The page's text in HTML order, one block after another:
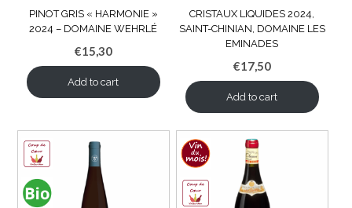
PINOT GRIS « HARMONIE »
2024 – DOMAINE WEHRLÉ
€15,30
Add to cart
CRISTAUX LIQUIDES 2024,
SAINT-CHINIAN, DOMAINE LES
EMINADES
€17,50
Add to cart